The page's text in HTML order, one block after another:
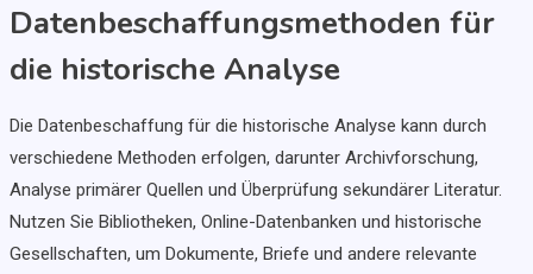
Datenbeschaffungsmethoden für
die historische Analyse
Die Datenbeschaffung für die historische Analyse kann durch
verschiedene Methoden erfolgen, darunter Archivforschung,
Analyse primärer Quellen und Überprüfung sekundärer Literatur.
Nutzen Sie Bibliotheken, Online-Datenbanken und historische
Gesellschaften, um Dokumente, Briefe und andere relevante